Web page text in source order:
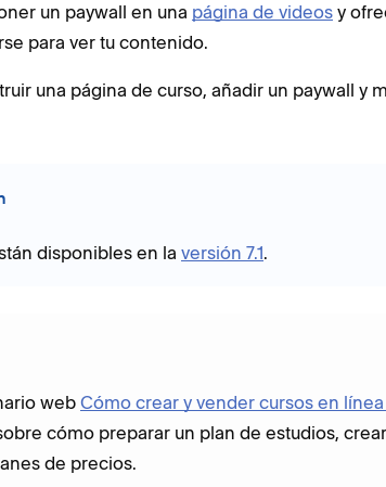
un paywall en una página de videos y
para ver tu contenido.
una página de curso, añadir un paywall y
disponibles en la versión 7.1.
web Cómo crear y vender cursos en
cómo preparar un plan de estudios,
de precios.